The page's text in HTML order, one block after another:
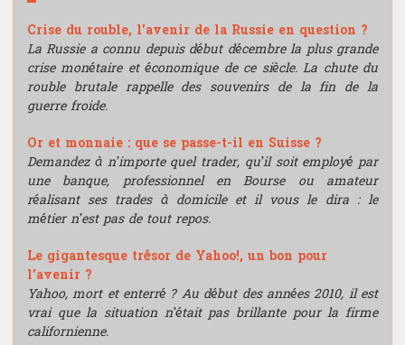
Crise du rouble, l'avenir de la Russie en question ?
La Russie a connu depuis début décembre la plus grande
crise monétaire et économique de ce siècle. La chute du
rouble brutale rappelle des souvenirs de la fin de la
guerre froide.
Or et monnaie : que se passe-t-il en Suisse ?
Demandez à n’importe quel trader, qu’il soit employé par
une banque, professionnel en Bourse ou amateur
réalisant ses trades à domicile et il vous le dira : le
métier n’est pas de tout repos.
Le gigantesque trésor de Yahoo!, un bon pour
l'avenir ?
Yahoo, mort et enterré ? Au début des années 2010, il est
vrai que la situation n’était pas brillante pour la firme
californienne.